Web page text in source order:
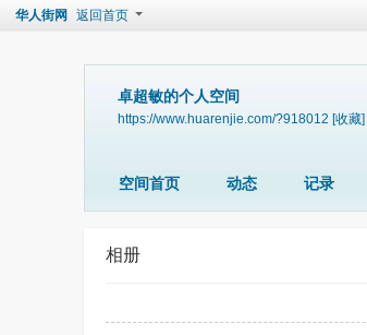
华人街网 返回首页
卓超敏的个人空间
https://www.huarenjie.com/?918012 [收藏]
空间首页 动态 记录
相册